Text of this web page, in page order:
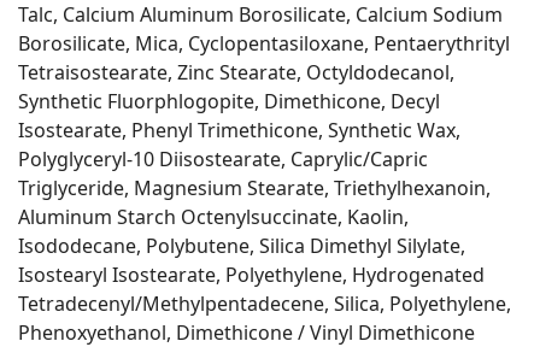
Talc, Calcium Aluminum Borosilicate, Calcium Sodium
Borosilicate, Mica, Cyclopentasiloxane, Pentaerythrityl
Tetraisostearate, Zinc Stearate, Octyldodecanol,
Synthetic Fluorphlogopite, Dimethicone, Decyl
Isostearate, Phenyl Trimethicone, Synthetic Wax,
Polyglyceryl-10 Diisostearate, Caprylic/Capric
Triglyceride, Magnesium Stearate, Triethylhexanoin,
Aluminum Starch Octenylsuccinate, Kaolin,
Isododecane, Polybutene, Silica Dimethyl Silylate,
Isostearyl Isostearate, Polyethylene, Hydrogenated
Tetradecenyl/Methylpentadecene, Silica, Polyethylene,
Phenoxyethanol, Dimethicone / Vinyl Dimethicone